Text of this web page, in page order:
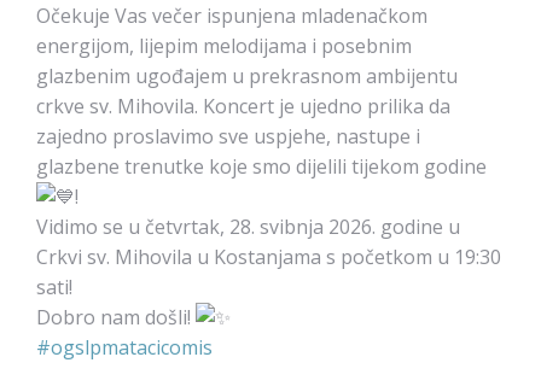
Očekuje Vas večer ispunjena mladenačkom
energijom, lijepim melodijama i posebnim
glazbenim ugođajem u prekrasnom ambijentu
crkve sv. Mihovila. Koncert je ujedno prilika da
zajedno proslavimo sve uspjehe, nastupe i
glazbene trenutke koje smo dijelili tijekom godine
!
Vidimo se u četvrtak, 28. svibnja 2026. godine u
Crkvi sv. Mihovila u Kostanjama s početkom u 19:30
sati!
Dobro nam došli!
#ogslpmatacicomis